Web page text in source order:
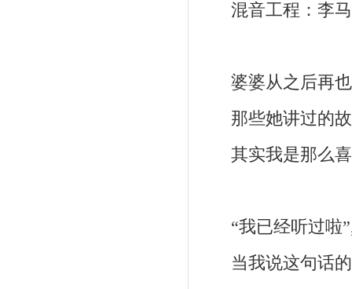
混音工程：李马
婆婆从之后再也
那些她讲过的故
其实我是那么喜
“我已经听过啦
当我说这句话的